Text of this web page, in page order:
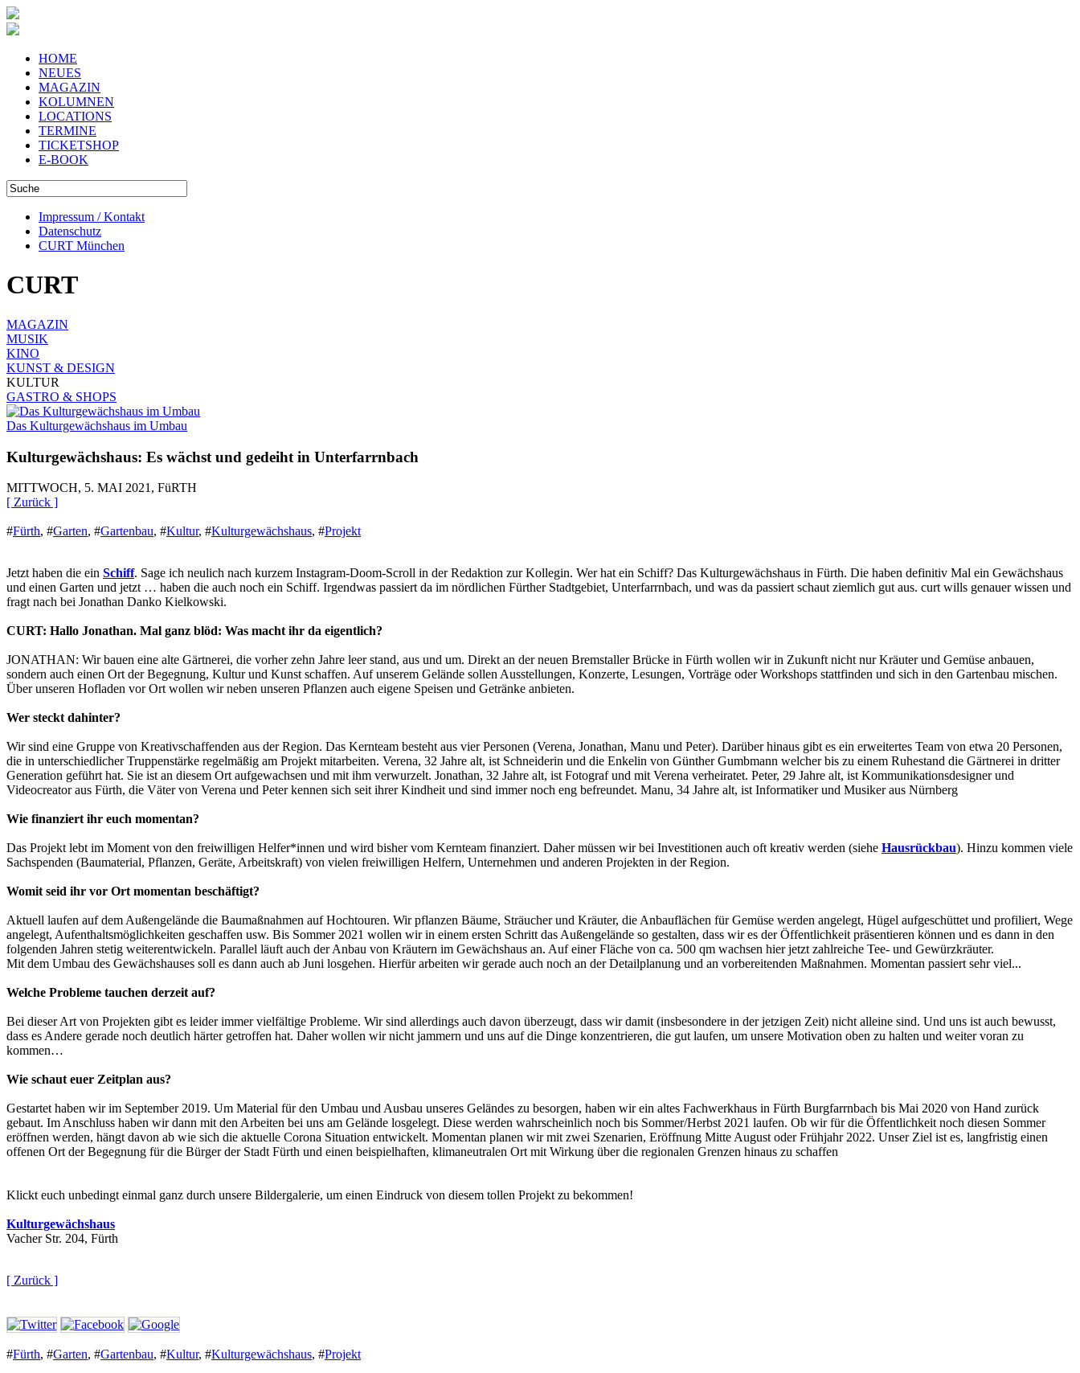
HOME
NEUES
MAGAZIN
KOLUMNEN
LOCATIONS
TERMINE
TICKETSHOP
E-BOOK
Impressum / Kontakt
Datenschutz
CURT München
CURT
MAGAZIN
MUSIK
KINO
KUNST & DESIGN
KULTUR
GASTRO & SHOPS
Das Kulturgewächshaus im Umbau
Kulturgewächshaus: Es wächst und gedeiht in Unterfarrnbach
MITTWOCH, 5. MAI 2021, FüRTH
[ Zurück ]
#Fürth, #Garten, #Gartenbau, #Kultur, #Kulturgewächshaus, #Projekt
Jetzt haben die ein Schiff. Sage ich neulich nach kurzem Instagram-Doom-Scroll in der Redaktion zur Kollegin. Wer hat ein Schiff? Das Kulturgewächshaus in Fürth. Die haben definitiv Mal ein Gewächshaus
und einen Garten und jetzt … haben die auch noch ein Schiff. Irgendwas passiert da im nördlichen Fürther Stadtgebiet, Unterfarrnbach, und was da passiert schaut ziemlich gut aus. curt wills genauer wissen und
fragt nach bei Jonathan Danko Kielkowski.
CURT: Hallo Jonathan. Mal ganz blöd: Was macht ihr da eigentlich?
JONATHAN: Wir bauen eine alte Gärtnerei, die vorher zehn Jahre leer stand, aus und um. Direkt an der neuen Bremstaller Brücke in Fürth wollen wir in Zukunft nicht nur Kräuter und Gemüse anbauen,
sondern auch einen Ort der Begegnung, Kultur und Kunst schaffen. Auf unserem Gelände sollen Ausstellungen, Konzerte, Lesungen, Vorträge oder Workshops stattfinden und sich in den Gartenbau mischen.
Über unseren Hofladen vor Ort wollen wir neben unseren Pflanzen auch eigene Speisen und Getränke anbieten.
Wer steckt dahinter?
Wir sind eine Gruppe von Kreativschaffenden aus der Region. Das Kernteam besteht aus vier Personen (Verena, Jonathan, Manu und Peter). Darüber hinaus gibt es ein erweitertes Team von etwa 20 Personen,
die in unterschiedlicher Truppenstärke regelmäßig am Projekt mitarbeiten. Verena, 32 Jahre alt, ist Schneiderin und die Enkelin von Günther Gumbmann welcher bis zu einem Ruhestand die Gärtnerei in dritter
Generation geführt hat. Sie ist an diesem Ort aufgewachsen und mit ihm verwurzelt. Jonathan, 32 Jahre alt, ist Fotograf und mit Verena verheiratet. Peter, 29 Jahre alt, ist Kommunikationsdesigner und
Videocreator aus Fürth, die Väter von Verena und Peter kennen sich seit ihrer Kindheit und sind immer noch eng befreundet. Manu, 34 Jahre alt, ist Informatiker und Musiker aus Nürnberg
Wie finanziert ihr euch momentan?
Das Projekt lebt im Moment von den freiwilligen Helfer*innen und wird bisher vom Kernteam finanziert. Daher müssen wir bei Investitionen auch oft kreativ werden (siehe Hausrückbau). Hinzu kommen viele
Sachspenden (Baumaterial, Pflanzen, Geräte, Arbeitskraft) von vielen freiwilligen Helfern, Unternehmen und anderen Projekten in der Region.
Womit seid ihr vor Ort momentan beschäftigt?
Aktuell laufen auf dem Außengelände die Baumaßnahmen auf Hochtouren. Wir pflanzen Bäume, Sträucher und Kräuter, die Anbauflächen für Gemüse werden angelegt, Hügel aufgeschüttet und profiliert, Wege
angelegt, Aufenthaltsmöglichkeiten geschaffen usw. Bis Sommer 2021 wollen wir in einem ersten Schritt das Außengelände so gestalten, dass wir es der Öffentlichkeit präsentieren können und es dann in den
folgenden Jahren stetig weiterentwickeln. Parallel läuft auch der Anbau von Kräutern im Gewächshaus an. Auf einer Fläche von ca. 500 qm wachsen hier jetzt zahlreiche Tee- und Gewürzkräuter.
Mit dem Umbau des Gewächshauses soll es dann auch ab Juni losgehen. Hierfür arbeiten wir gerade auch noch an der Detailplanung und an vorbereitenden Maßnahmen. Momentan passiert sehr viel...
Welche Probleme tauchen derzeit auf?
Bei dieser Art von Projekten gibt es leider immer vielfältige Probleme. Wir sind allerdings auch davon überzeugt, dass wir damit (insbesondere in der jetzigen Zeit) nicht alleine sind. Und uns ist auch bewusst,
dass es Andere gerade noch deutlich härter getroffen hat. Daher wollen wir nicht jammern und uns auf die Dinge konzentrieren, die gut laufen, um unsere Motivation oben zu halten und weiter voran zu
kommen…
Wie schaut euer Zeitplan aus?
Gestartet haben wir im September 2019. Um Material für den Umbau und Ausbau unseres Geländes zu besorgen, haben wir ein altes Fachwerkhaus in Fürth Burgfarrnbach bis Mai 2020 von Hand zurück
gebaut. Im Anschluss haben wir dann mit den Arbeiten bei uns am Gelände losgelegt. Diese werden wahrscheinlich noch bis Sommer/Herbst 2021 laufen. Ob wir für die Öffentlichkeit noch diesen Sommer
eröffnen werden, hängt davon ab wie sich die aktuelle Corona Situation entwickelt. Momentan planen wir mit zwei Szenarien, Eröffnung Mitte August oder Frühjahr 2022. Unser Ziel ist es, langfristig einen
offenen Ort der Begegnung für die Bürger der Stadt Fürth und einen beispielhaften, klimaneutralen Ort mit Wirkung über die regionalen Grenzen hinaus zu schaffen
Klickt euch unbedingt einmal ganz durch unsere Bildergalerie, um einen Eindruck von diesem tollen Projekt zu bekommen!
Kulturgewächshaus
Vacher Str. 204, Fürth
[ Zurück ]
#Fürth, #Garten, #Gartenbau, #Kultur, #Kulturgewächshaus, #Projekt